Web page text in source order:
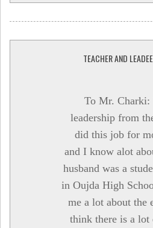
TEACHER AND
To Mr. Charki:
leadership from
did this job for
and I know alot
husband was a
in Oujda High
me a lot about the
think there is a lot